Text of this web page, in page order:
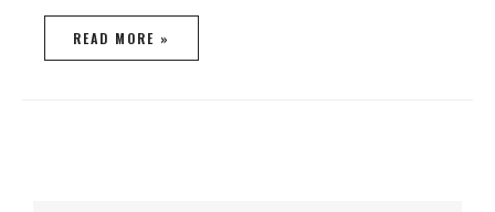
READ MORE »